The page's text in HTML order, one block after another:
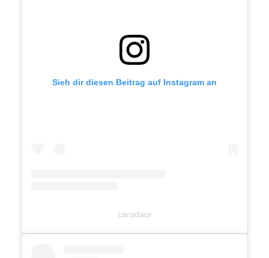
Sieh dir diesen Beitrag auf Instagram an
carodaur